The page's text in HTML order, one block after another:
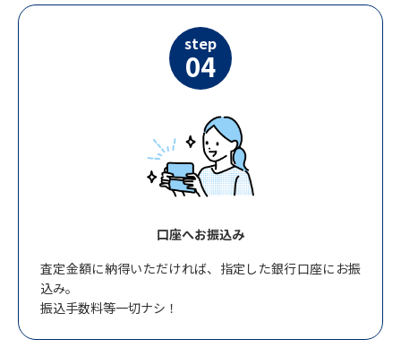
step
04
口座へお振込み
査定金額に納得いただければ、指定した銀行口座にお振
込み。
振込手数料等一切ナシ！